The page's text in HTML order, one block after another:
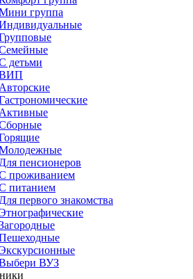
группа
детьми
Авторские
Активные
Для пенсионеров
проживанием
питанием
Для первого знакомства
ВУЗ